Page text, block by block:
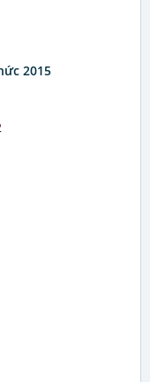
2015